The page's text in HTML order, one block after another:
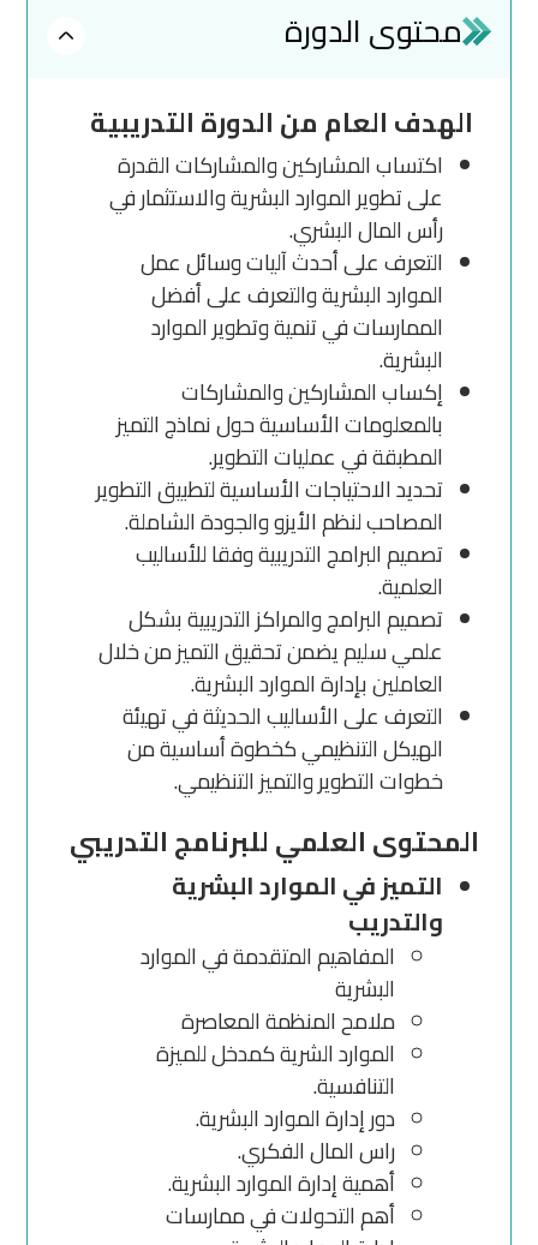
محتوى الدورة
الهدف العام من الدورة التدريبية
اكتساب المشاركين والمشاركات القدرة
على تطوير الموارد البشرية والاستثمار في
رأس المال البشري.
التعرف على أحدث آليات وسائل عمل
الموارد البشرية والتعرف على أفضل
الممارسات في تنمية وتطوير الموارد
البشرية.
إكساب المشاركين والمشاركات
بالمعلومات الأساسية حول نماذج التميز
المطبقة في عمليات التطوير.
تحديد الاحتياجات الأساسية لتطبيق التطوير
المصاحب لنظم الأيزو والجودة الشاملة.
تصميم البرامج التدريبية وفقا للأساليب
العلمية.
تصميم البرامج والمراكز التدريبية بشكل
علمي سليم يضمن تحقيق التميز من خلال
العاملين بإدارة الموارد البشرية.
التعرف على الأساليب الحديثة في تهيئة
الهيكل التنظيمي كخطوة أساسية من
خطوات التطوير والتميز التنظيمي.
المحتوى العلمي للبرنامج التدريبي
التميز في الموارد البشرية
والتدريب
المفاهيم المتقدمة في الموارد
البشرية
ملامح المنظمة المعاصرة
الموارد الشرية كمدخل للميزة
التنافسية.
دور إدارة الموارد البشرية.
راس المال الفكري.
أهمية إدارة الموارد البشرية.
أهم التحولات في ممارسات